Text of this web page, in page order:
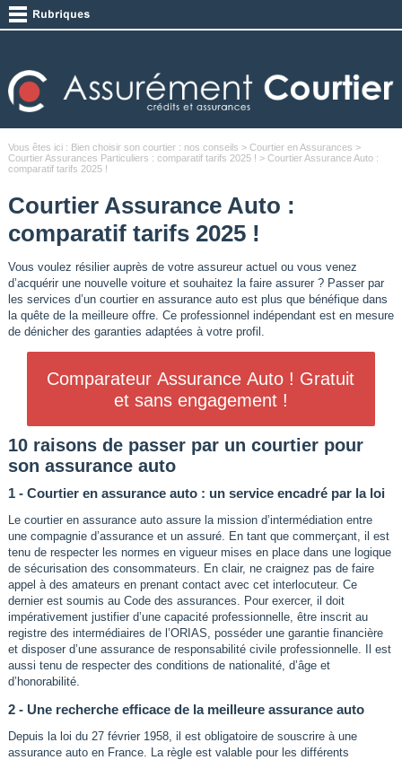
Vous êtes ici : Bien choisir son courtier : nos conseils > Courtier en Assurances >
Courtier Assurances Particuliers : comparatif tarifs 2025 ! > Courtier Assurance Auto :
comparatif tarifs 2025 !
Courtier Assurance Auto :
comparatif tarifs 2025 !
Vous voulez résilier auprès de votre assureur actuel ou vous venez
d’acquérir une nouvelle voiture et souhaitez la faire assurer ? Passer par
les services d’un courtier en assurance auto est plus que bénéfique dans
la quête de la meilleure offre. Ce professionnel indépendant est en mesure
de dénicher des garanties adaptées à votre profil.
Comparateur Assurance Auto ! Gratuit
et sans engagement !
10 raisons de passer par un courtier pour
son assurance auto
1 - Courtier en assurance auto : un service encadré par la loi
Le courtier en assurance auto assure la mission d’intermédiation entre
une compagnie d’assurance et un assuré. En tant que commerçant, il est
tenu de respecter les normes en vigueur mises en place dans une logique
de sécurisation des consommateurs. En clair, ne craignez pas de faire
appel à des amateurs en prenant contact avec cet interlocuteur. Ce
dernier est soumis au Code des assurances. Pour exercer, il doit
impérativement justifier d’une capacité professionnelle, être inscrit au
registre des intermédiaires de l’ORIAS, posséder une garantie financière
et disposer d’une assurance de responsabilité civile professionnelle. Il est
aussi tenu de respecter des conditions de nationalité, d’âge et
d’honorabilité.
2 - Une recherche efficace de la meilleure assurance auto
Depuis la loi du 27 février 1958, il est obligatoire de souscrire à une
assurance auto en France. La règle est valable pour les différents